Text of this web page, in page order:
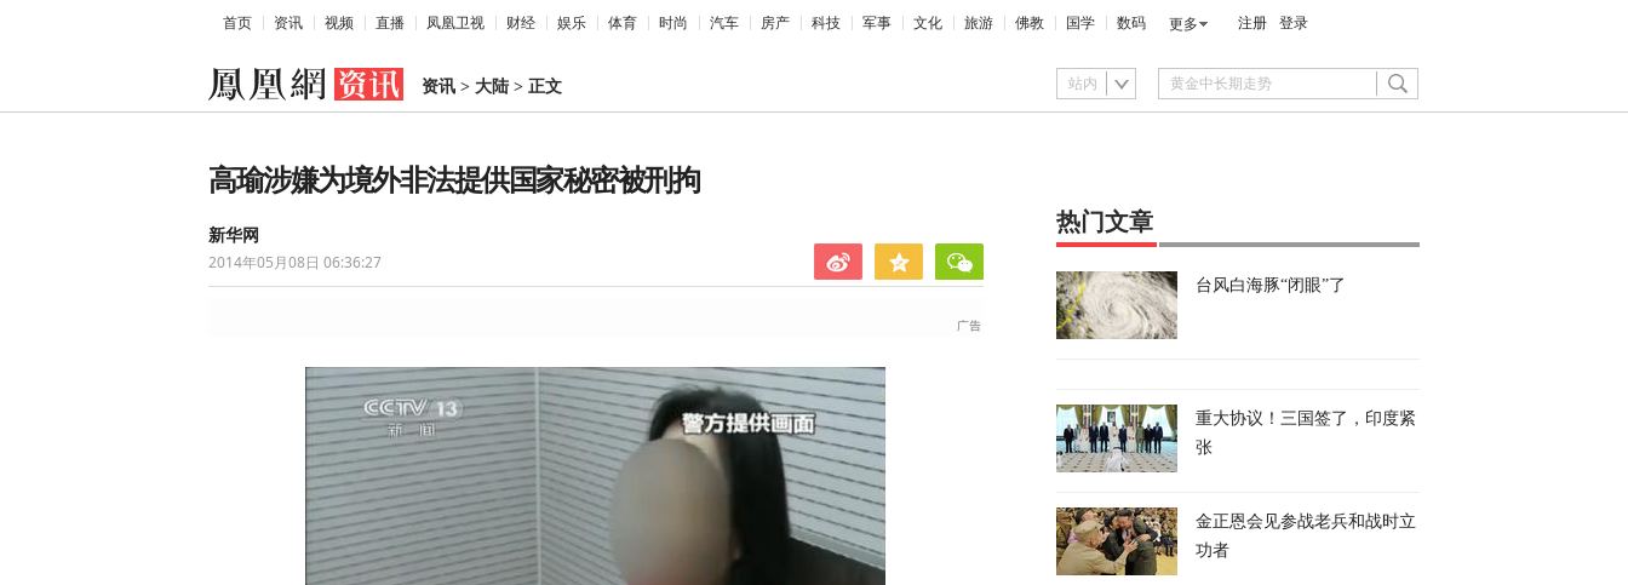
首页 资讯 视频 直播 凤凰卫视 财经 娱乐 体育 时尚 汽车 房产 科技 军事 文化 旅游 佛教 国学 数码 更多 注册 登录
资讯 > 大陆 > 正文 站内
高瑜涉嫌为境外非法提供国家秘密被刑拘
新华网
2014年05月08日 06:36:27
热门文章
台风白海豚“闭眼”了
重大协议！三国签了，印度紧
张
金正恩会见参战老兵和战时立
功者